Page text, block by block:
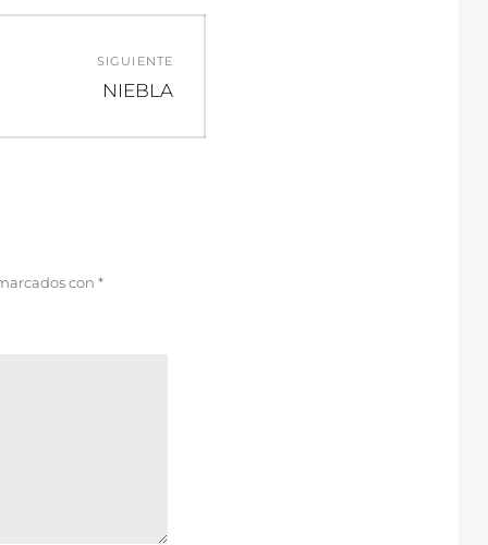
SIGUIENTE
Entrada
NIEBLA
con *